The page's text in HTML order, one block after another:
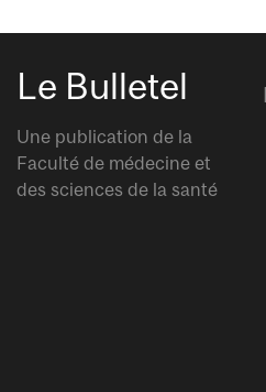
Le Bulletel
Une publication de la
Faculté de médecine et
des sciences de la santé